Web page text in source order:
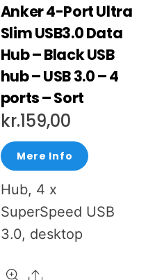
Anker 4-Port Ultra
Slim USB3.0 Data
Hub – Black USB
hub – USB 3.0 – 4
ports – Sort
kr.159,00
Mere Info
Hub, 4 x
SuperSpeed USB
3.0, desktop
Share